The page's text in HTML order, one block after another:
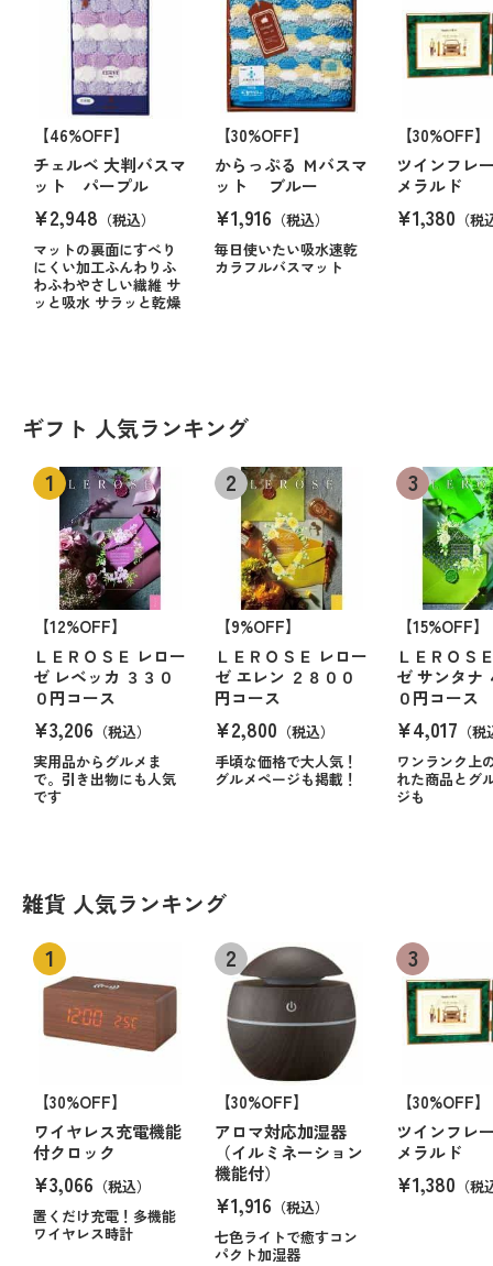
【46%OFF】
チェルベ 大判バスマ
ット パープル
¥2,948 （税込）
マットの裏面にすべり
にくい加工ふんわりふ
わふわやさしい繊維 サ
ッと吸水 サラッと乾燥
【30%OFF】
からっぷる Ｍバスマ
ット ブルー
¥1,916 （税込）
毎日使いたい吸水速乾
カラフルバスマット
【30%OFF】
ツインフレ
メラルド
¥1,380 （税
ギフト 人気ランキング
【12%OFF】
ＬＥＲＯＳＥ レロー
ゼ レベッカ ３３０
０円コース
¥3,206 （税込）
実用品からグルメま
で。引き出物にも人気
です
【9%OFF】
ＬＥＲＯＳＥ レロー
ゼ エレン ２８００
円コース
¥2,800 （税込）
手頃な価格で大人気！
グルメページも掲載！
【15%OFF】
ＬＥＲＯＳ
ゼ サンタナ
０円コース
¥4,017 （
ワンランク上
れた商品とグ
ジも
雑貨 人気ランキング
【30%OFF】
ワイヤレス充電機能
付クロック
¥3,066 （税込）
置くだけ充電！多機能
ワイヤレス時計
【30%OFF】
アロマ対応加湿器
（イルミネーション
機能付）
¥1,916 （税込）
七色ライトで癒すコン
パクト加湿器
【30%OFF】
ツインフレ
メラルド
¥1,380 （税